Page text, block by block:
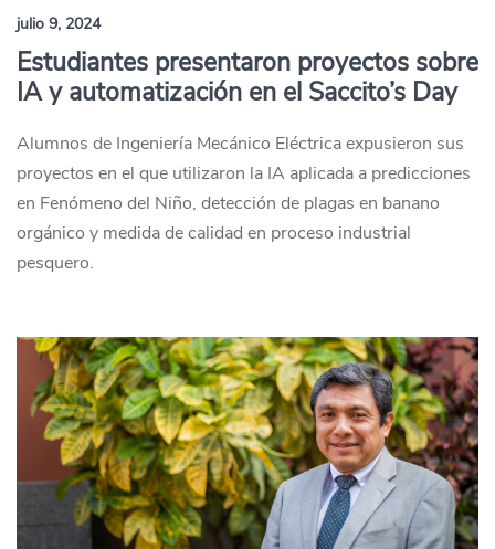
julio 9, 2024
Estudiantes presentaron proyectos sobre
IA y automatización en el Saccito’s Day
Alumnos de Ingeniería Mecánico Eléctrica expusieron sus
proyectos en el que utilizaron la IA aplicada a predicciones
en Fenómeno del Niño, detección de plagas en banano
orgánico y medida de calidad en proceso industrial
pesquero.